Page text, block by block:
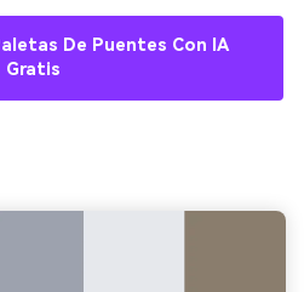
De Puentes Con IA
Gratis